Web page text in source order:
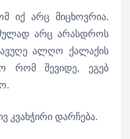
იქ არც მიცხოვრია.
არც არასდროს
ალღო ქალაქის
რომ შევიდე, ეგებ
კვახჭირი დარჩება.